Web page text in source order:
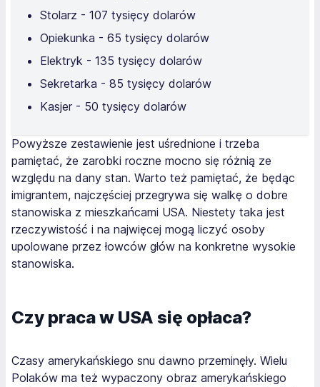
Stolarz - 107 tysięcy dolarów
Opiekunka - 65 tysięcy dolarów
Elektryk - 135 tysięcy dolarów
Sekretarka - 85 tysięcy dolarów
Kasjer - 50 tysięcy dolarów
Powyższe zestawienie jest uśrednione i trzeba
pamiętać, że zarobki roczne mocno się różnią ze
względu na dany stan. Warto też pamiętać, że będąc
imigrantem, najczęściej przegrywa się walkę o dobre
stanowiska z mieszkańcami USA. Niestety taka jest
rzeczywistość i na najwięcej mogą liczyć osoby
upolowane przez łowców głów na konkretne wysokie
stanowiska.
Czy praca w USA się opłaca?
Czasy amerykańskiego snu dawno przeminęły. Wielu
Polaków ma też wypaczony obraz amerykańskiego